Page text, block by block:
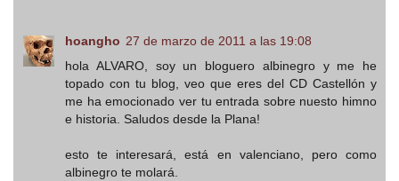
hoangho 27 de marzo de 2011 a las 19:08
hola ALVARO, soy un bloguero albinegro y me he
topado con tu blog, veo que eres del CD Castellón y
me ha emocionado ver tu entrada sobre nuesto himno
e historia. Saludos desde la Plana!
esto te interesará, está en valenciano, pero como
albinegro te molará.